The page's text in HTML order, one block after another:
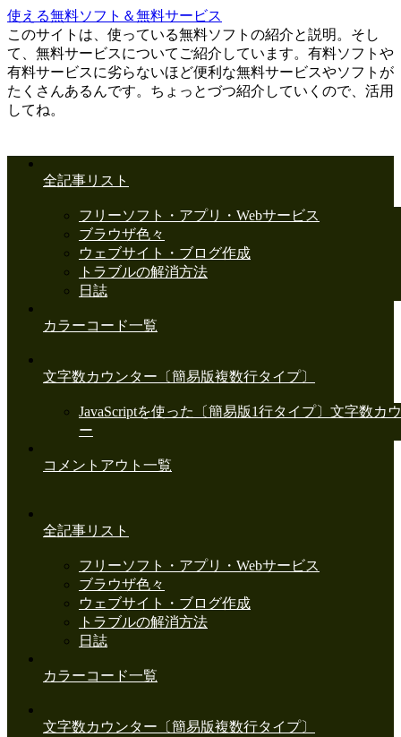
使える無料ソフト＆無料サービス
このサイトは、使っている無料ソフトの紹介と説明。そし
て、無料サービスについてご紹介しています。有料ソフトや
有料サービスに劣らないほど便利な無料サービスやソフトが
たくさんあるんです。ちょっとづつ紹介していくので、活用
してね。
全記事リスト
フリーソフト・アプリ・Webサービス
ブラウザ色々
ウェブサイト・ブログ作成
トラブルの解消方法
日誌
カラーコード一覧
文字数カウンター〔簡易版複数行タイプ〕
JavaScriptを使った〔簡易版1行タイプ〕文字数カ
ー
コメントアウト一覧
全記事リスト
フリーソフト・アプリ・Webサービス
ブラウザ色々
ウェブサイト・ブログ作成
トラブルの解消方法
日誌
カラーコード一覧
文字数カウンター〔簡易版複数行タイプ〕